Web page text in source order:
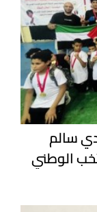
سالم
الوطني